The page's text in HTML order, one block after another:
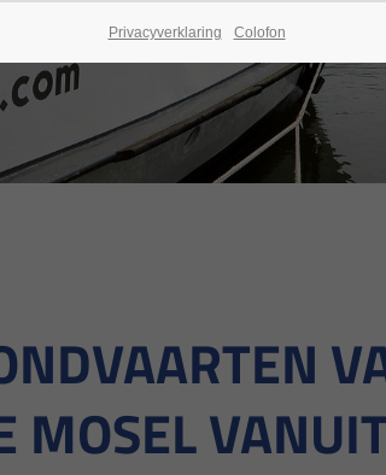
MOSEL
Privacyverklaring Colofon